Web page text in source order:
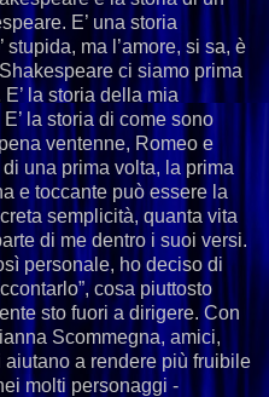
E’ una storia
stupida, ma l’amore, si sa, è
ci siamo prima
la storia della mia
la storia di come sono
ventenne, Romeo e
una prima volta, la prima
e toccante può essere la
semplicità, quanta vita
di me dentro i suoi versi.
personale, ho deciso di
cosa piuttosto
sto fuori a dirigere. Con
Scommegna, amici,
a rendere più fruibile
molti personaggi -